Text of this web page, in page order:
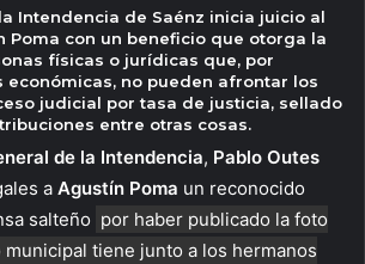
Intendencia de Saénz inicia juicio al
Poma con un beneficio que otorga la
físicas o jurídicas que, por
económicas, no pueden afrontar los
judicial por tasa de justicia, sellado
entre otras cosas.
de la Intendencia, Pablo Outes
a Agustín Poma un reconocido
salteño por haber publicado la foto
tiene junto a los hermanos